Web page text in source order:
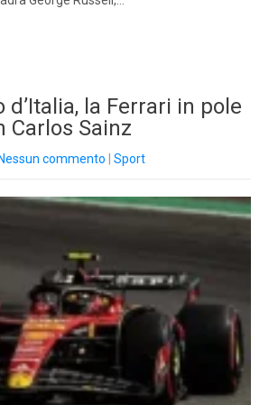
d’Italia, la Ferrari in pole
Carlos Sainz
Nessun commento Sport